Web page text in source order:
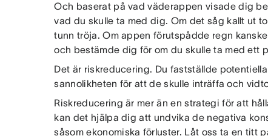
Och baserat på vad väderappen visade dig
vad du skulle ta med dig. Om det såg kallt ut
tunn tröja. Om appen förutspådde regn
och bestämde dig för om du skulle ta med ett
Det är riskreducering. Du fastställde
sannolikheten för att de skulle inträffa och
Riskreducering är mer än en strategi för att
kan det hjälpa dig att undvika de negativa
såsom ekonomiska förluster. Låt oss ta en titt